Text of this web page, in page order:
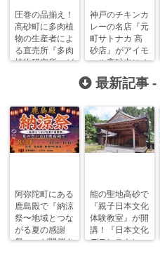
圧巻の品揃え！
高砂町に多肉植
物の生産者によ
る直売所『多肉
植物研究所』が
神戸のチキンカ
レーの名店『元
町サトナカ 高
砂店』がアイモ
ール高砂内にオ
ープンします！
最新記事 -
阿弥陀町にある
鹿島殿で『納涼
祭〜地域とつな
がる夏の感謝
祭〜』が開催さ
能の聖地高砂で
『親子日本文化
体験教室』が開
講！『日本文化
デモンストレー